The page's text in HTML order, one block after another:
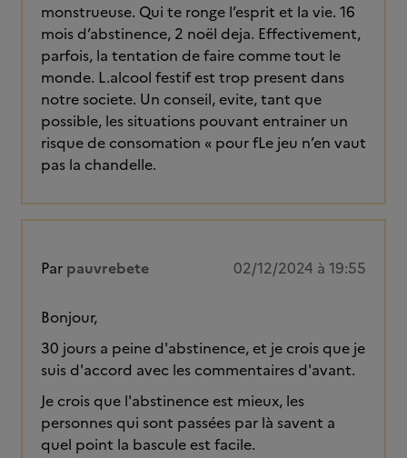
monstrueuse. Qui te ronge l’esprit et la vie. 16
mois d’abstinence, 2 noël deja. Effectivement,
parfois, la tentation de faire comme tout le
monde. L.alcool festif est trop present dans
notre societe. Un conseil, evite, tant que
possible, les situations pouvant entrainer un
risque de consomation « pour fLe jeu n’en vaut
pas la chandelle.
Par pauvrebete 02/12/2024 à 19:55
Bonjour,
30 jours a peine d'abstinence, et je crois que je
suis d'accord avec les commentaires d'avant.
Je crois que l'abstinence est mieux, les
personnes qui sont passées par là savent a
quel point la bascule est facile.